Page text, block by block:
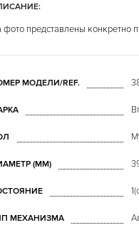
фото представлены конкретно
МОДЕЛИ/REF.
(MM)
МЕХАНИЗМА